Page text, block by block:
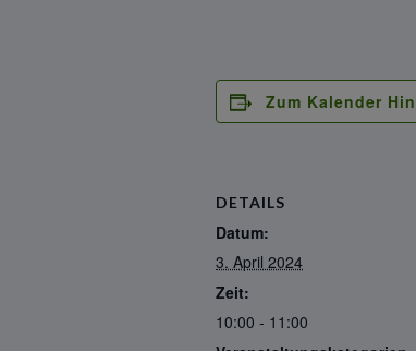
Zum Kalender
DETAILS
Datum:
3. April 2024
Zeit:
10:00 - 11:00